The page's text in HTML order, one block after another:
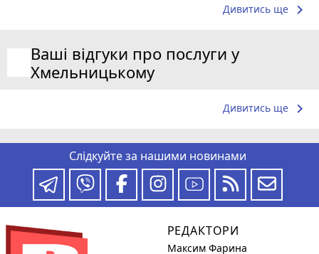
Дивитись ще keyboard_arrow_right
Ваші відгуки про послуги у
Хмельницькому
Дивитись ще keyboard_arrow_right
Слідкуйте за нашими новинами
РЕДАКТОРИ
Максим Фарина